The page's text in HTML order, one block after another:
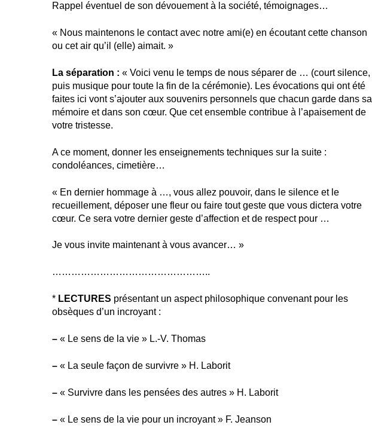
Rappel éventuel de son dévouement à la société, témoignages…
« Nous maintenons le contact avec notre ami(e) en écoutant cette chanson
ou cet air qu’il (elle) aimait. »
La séparation : « Voici venu le temps de nous séparer de … (court silence,
puis musique pour toute la fin de la cérémonie). Les évocations qui ont été
faites ici vont s’ajouter aux souvenirs personnels que chacun garde dans sa
mémoire et dans son cœur. Que cet ensemble contribue à l’apaisement de
votre tristesse.
A ce moment, donner les enseignements techniques sur la suite :
condoléances, cimetière…
« En dernier hommage à …, vous allez pouvoir, dans le silence et le
recueillement, déposer une fleur ou faire tout geste que vous dictera votre
cœur. Ce sera votre dernier geste d’affection et de respect pour …
Je vous invite maintenant à vous avancer… »
…………………………………………..
* LECTURES présentant un aspect philosophique convenant pour les
obsèques d’un incroyant :
– « Le sens de la vie » L.-V. Thomas
– « La seule façon de survivre » H. Laborit
– « Survivre dans les pensées des autres » H. Laborit
– « Le sens de la vie pour un incroyant » F. Jeanson